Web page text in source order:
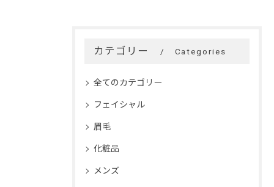
カテゴリー Categories
全てのカテゴリー
フェイシャル
眉毛
化粧品
メンズ